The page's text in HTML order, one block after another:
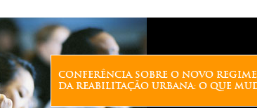
CONFERÊNCIA SOBRE O NOVO
DA REABILITAÇÃO URBANA: O QUE